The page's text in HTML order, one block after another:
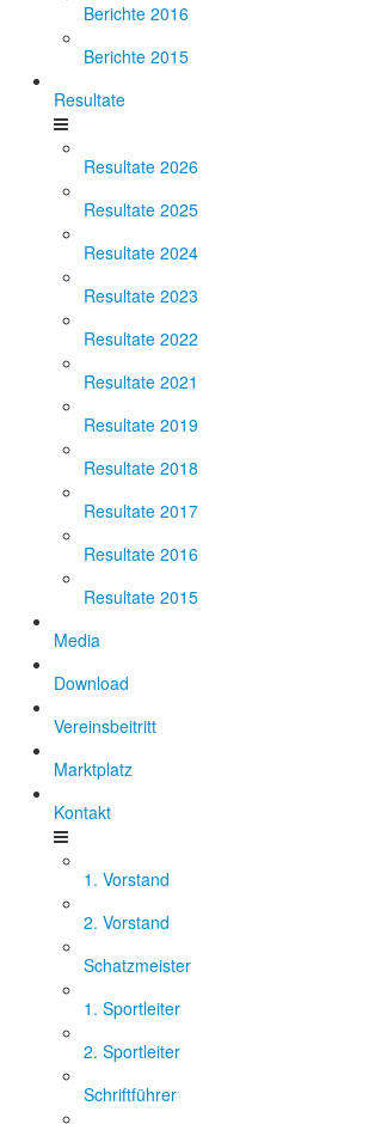
Berichte 2016
Berichte 2015
Resultate
Resultate 2026
Resultate 2025
Resultate 2024
Resultate 2023
Resultate 2022
Resultate 2021
Resultate 2019
Resultate 2018
Resultate 2017
Resultate 2016
Resultate 2015
Media
Download
Vereinsbeitritt
Marktplatz
Kontakt
1. Vorstand
2. Vorstand
Schatzmeister
1. Sportleiter
2. Sportleiter
Schriftführer